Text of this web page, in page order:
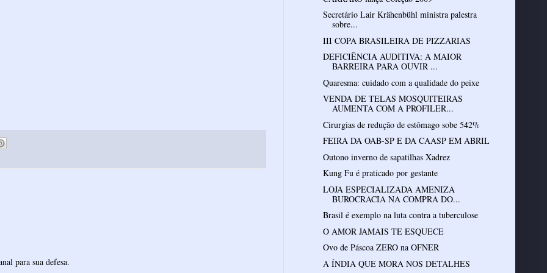
para sua defesa.
Secretário Lair Krähenbühl ministra palestra
sobre...
III COPA BRASILEIRA DE PIZZARIAS
DEFICIÊNCIA AUDITIVA: A MAIOR
BARREIRA PARA OUVIR ...
Quaresma: cuidado com a qualidade do peixe
VENDA DE TELAS MOSQUITEIRAS
AUMENTA COM A PROFILER...
Cirurgias de redução de estômago sobe 542%
FEIRA DA OAB-SP E DA CAASP EM ABRIL
Outono inverno de sapatilhas Xadrez
Kung Fu é praticado por gestante
LOJA ESPECIALIZADA AMENIZA
BUROCRACIA NA COMPRA DO...
Brasil é exemplo na luta contra a tuberculose
O AMOR JAMAIS TE ESQUECE
Ovo de Páscoa ZERO na OFNER
A ÍNDIA QUE MORA NOS DETALHES